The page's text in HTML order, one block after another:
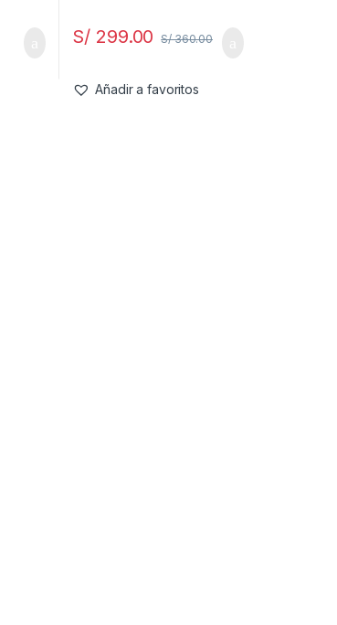
S/ 299.00 S/360.00
Añadir a favoritos